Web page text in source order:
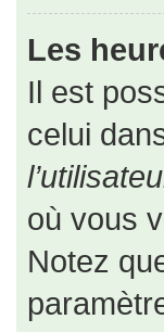
Les
Il est
celui
où vous
Notez